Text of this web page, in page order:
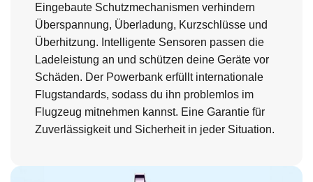
Eingebaute Schutzmechanismen verhindern
Überspannung, Überladung, Kurzschlüsse und
Überhitzung. Intelligente Sensoren passen die
Ladeleistung an und schützen deine Geräte vor
Schäden. Der Powerbank erfüllt internationale
Flugstandards, sodass du ihn problemlos im
Flugzeug mitnehmen kannst. Eine Garantie für
Zuverlässigkeit und Sicherheit in jeder Situation.